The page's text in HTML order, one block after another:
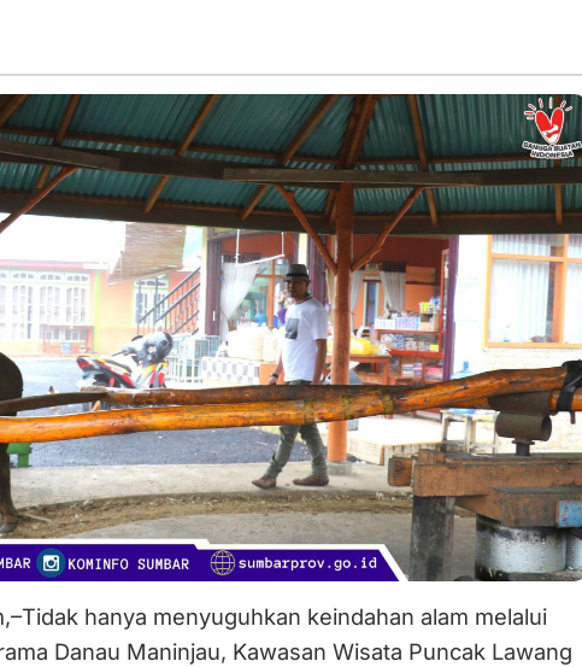
hanya menyuguhkan keindahan alam melalui
Danau Maninjau, Kawasan Wisata Puncak Lawang